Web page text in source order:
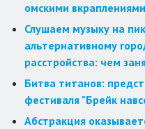
омскими
Слушаем музыку на
альтернативному
расстройства: чем
Битва титанов:
фестиваля "Брейк
Абстракция